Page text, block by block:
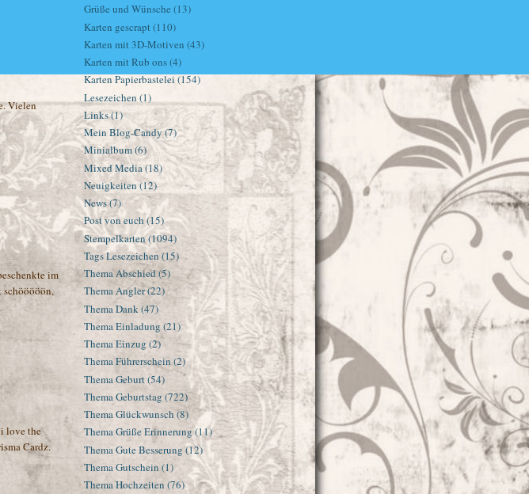
Vielen
im
schööööön,
love the
Cardz.
Grüße und Wünsche (13)
Karten gescrapt (110)
Karten mit 3D-Motiven (43)
Karten mit Rub ons(4)
Karten Papierbastelei(154)
Lesezeichen (1)
Links(1)
Mein Blog-Candy(7)
Minialbum(6)
Mixed Media (18)
Neuigkeiten(12)
News(7)
Post von euch (15)
Stempelkarten(1094)
Tags Lesezeichen (15)
Thema Abschied(5)
Thema Angler(22)
Thema Dank (47)
Thema Einladung (21)
Thema Einzug (2)
Thema Führerschein (2)
Thema Geburt(54)
Thema Geburtstag (722)
Thema Glückwunsch (8)
Thema Grüße Erinnerung (11)
Thema Gute Besserung (12)
Thema Gutschein(1)
Thema Hochzeiten (76)